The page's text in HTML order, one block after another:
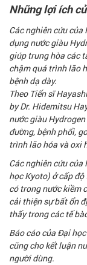
Những lợi ích
Các nghiên cứu của
dụng nước giàu
giúp trung hòa các
chậm quá trình lão
bệnh dạ dày.
Theo Tiến sĩ
by Dr. Hidemitsu
nước giàu
đường, bệnh phổi,
trình lão hóa và oxi
Các nghiên cứu
học Kyoto) ở cấp
có trong nước kiềm
cải thiện sự bất ổn
thấy trong các tế
Báo cáo của Đại
cũng cho kết luận
người dùng.